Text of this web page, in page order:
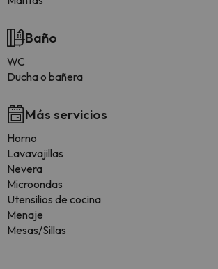
Baño
WC
Ducha o bañera
Más servicios
Horno
Lavavajillas
Nevera
Microondas
Utensilios de cocina
Menaje
Mesas/Sillas